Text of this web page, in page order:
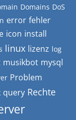
Domains DoS
error fehler
icon install
linux lizenz log
musikbot mysql
Problem
query Rechte